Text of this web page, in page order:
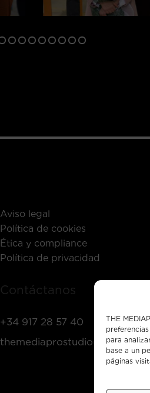
THE
para
base a un
páginas
Aviso legal
Política de cookies
Ética y compliance
Política de privacidad
Contáctanos
+34 917 28 57 40